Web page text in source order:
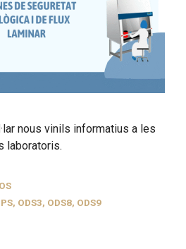
nous vinils informatius a les
laboratoris.
, ODS3, ODS8, ODS9